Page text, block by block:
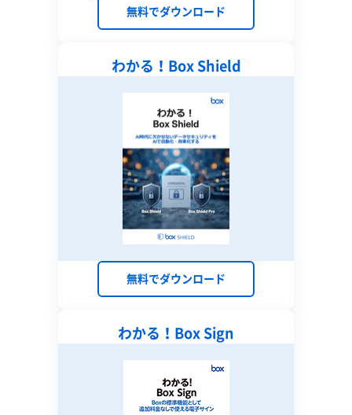
無料でダウンロード
わかる！Box Shield
無料でダウンロード
わかる！Box Sign